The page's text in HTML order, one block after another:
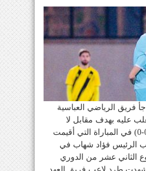
فريق الرياضي العباسية
عليه بهدف مقابل لا
شيء، الشوط الأول (0-0) في المباراة التي أقيمت
الرئيس فؤاد شهاب في
الثاني عشر من الدوري